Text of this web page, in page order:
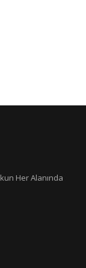
Her Alanında